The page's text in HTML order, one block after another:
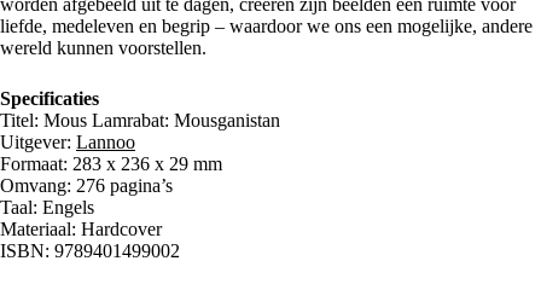
worden afgebeeld uit te dagen, creëren zijn beelden een ruimte voor
liefde, medeleven en begrip – waardoor we ons een mogelijke, andere
wereld kunnen voorstellen.
Specificaties
Titel: Mous Lamrabat: Mousganistan
Uitgever: Lannoo
Formaat: 283 x 236 x 29 mm
Omvang: 276 pagina’s
Taal: Engels
Materiaal: Hardcover
ISBN: 9789401499002